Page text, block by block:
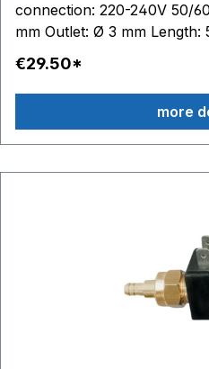
connection: 220-240V 50/
mm Outlet: Ø 3 mm Length:
€29.50*
more